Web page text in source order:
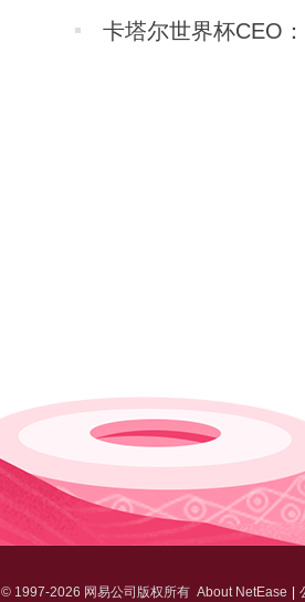
卡塔尔世界杯CEO
©1997-2026 网易公司版权所有 About NetEase